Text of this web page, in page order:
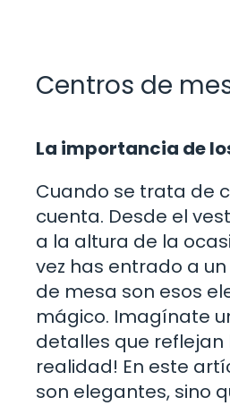
Centros de
La importancia de
Cuando se trata de
cuenta. Desde el
a la altura de la
vez has entrado a
de mesa son esos
mágico. Imagínate
detalles que reflejan
realidad! En este
son elegantes, sino